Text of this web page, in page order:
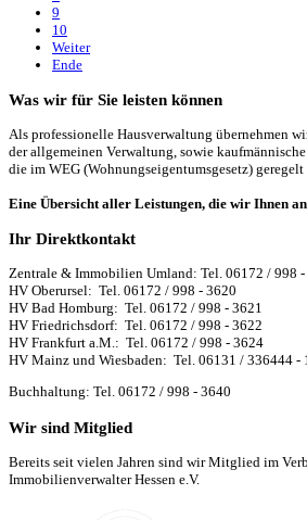
9
10
Weiter
Ende
Was wir für Sie leisten können
Als professionelle Hausverwaltung übernehmen
der allgemeinen Verwaltung, sowie
die im WEG (Wohnungseigentumsgesetz) geregelt
Eine Übersicht aller Leistungen, die wir Ihnen
Ihr Direktkontakt
Zentrale & Immobilien Umland: Tel. 06172 / 998 -
HV Oberursel: Tel. 06172 / 998 - 3620
HV Bad Homburg: Tel. 06172 / 998 - 3621
HV Friedrichsdorf: Tel. 06172 / 998 - 3622
HV Frankfurt a.M.: Tel. 06172 / 998 - 3624
HV Mainz und Wiesbaden: Tel. 06131 / 336444 -
Buchhaltung: Tel. 06172 / 998 - 3640
Wir sind Mitglied
Bereits seit vielen Jahren sind wir Mitglied im
Immobilienverwalter